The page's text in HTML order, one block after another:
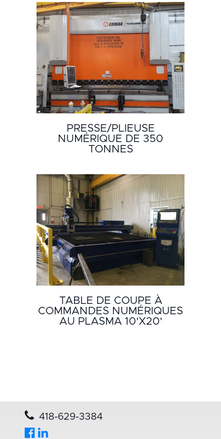
PRESSE/PLIEUSE
NUMÉRIQUE DE 350
TONNES
TABLE DE COUPE À
COMMANDES NUMÉRIQUES
AU PLASMA 10'X20'
418-629-3384